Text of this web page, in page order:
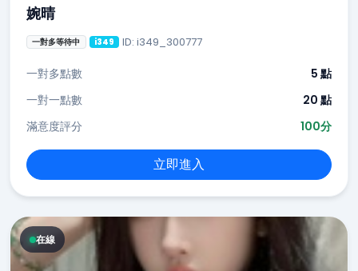
婉晴
一對多等待中 i349 ID: i349_300777
一對多點數
5 點
一對一點數
20 點
滿意度評分
100分
立即進入
在線